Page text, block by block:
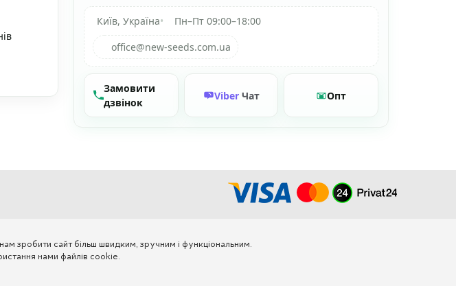
Київ, Україна•
Пн–Пт 09:00–18:00
office@new-seeds.com.ua
Замовити
дзвінок
Viber Чат Опт
зробити сайт більш швидким, зручним і функціональним.
нами файлів cookie.